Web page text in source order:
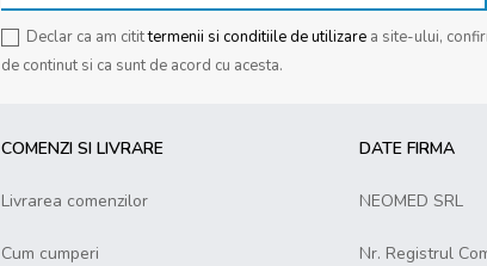
Declar ca am citittermenii si conditiile de utilizarea site-ului,
de continut si ca sunt de acord cu acesta.
COMENZI SI LIVRARE
Livrarea comenzilor
Cum cumperi
DATE FIRMA
NEOMED SRL
Nr. Registrul